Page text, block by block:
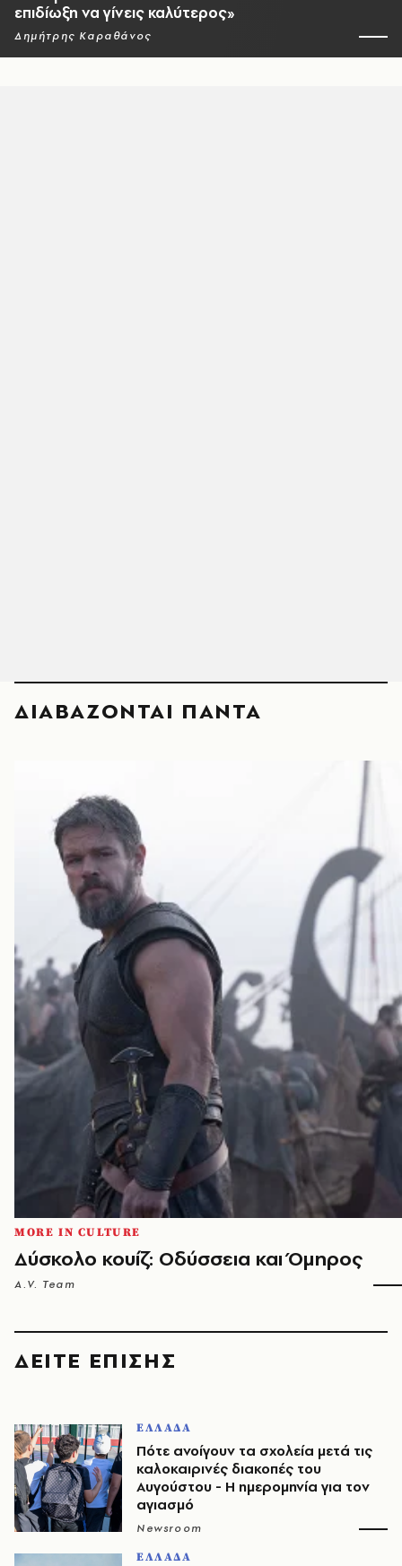
επιδίωξη να γίνεις καλύτερος»
Δημήτρης Καραθάνος
ΔΙΑΒΑΖΟΝΤΑΙ ΠΑΝΤΑ
MORE IN CULTURE
Δύσκολο κουίζ: Οδύσσεια και Όμηρος
A.V. Team
ΔΕΙΤΕ ΕΠΙΣΗΣ
ΕΛΛΑΔΑ
Πότε ανοίγουν τα σχολεία μετά τις
καλοκαιρινές διακοπές του
Αυγούστου - Η ημερομηνία για τον
αγιασμό
Newsroom
ΕΛΛΑΔΑ